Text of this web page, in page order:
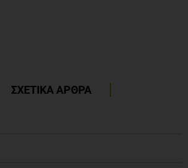
ΣΧΕΤΙΚΑ ΑΡΘΡΑ